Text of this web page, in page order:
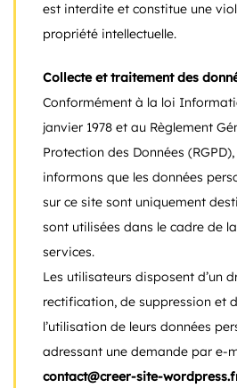
est interdite et constitue une
propriété intellectuelle.
Collecte et traitement des
Conformément à la loi
janvier 1978 et au Règlement
Protection des Données
informons que les données
sur ce site sont uniquement
sont utilisées dans le cadre de
services.
Les utilisateurs disposent d’un
rectification, de suppression et
l’utilisation de leurs données
adressant une demande par e-
contact@creer-site-